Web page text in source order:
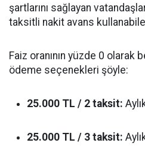
şartlarını sağlayan
taksitli nakit avans
Faiz oranının yüzde 0 olarak
ödeme seçenekleri şöyle:
25.000 TL / 2 taksit:
25.000 TL / 3 taksit: